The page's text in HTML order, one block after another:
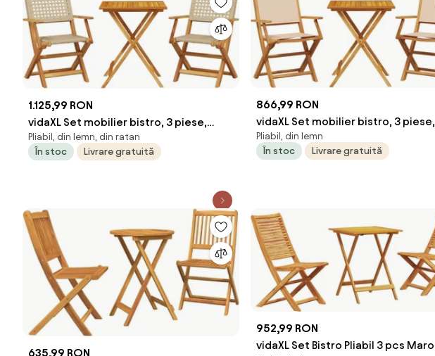
1.125,99 RON
vidaXL Set mobilier bistro, 3 piese,
poliratan bej/lemn masiv
Pliabil, din lemn, din ratan
În stoc
Livrare gratuită
866,99 RON
vidaXL Set mobilier bistro, 3 piese,
textil bej/lemn masiv
Pliabil, din lemn
În stoc
Livrare gratuită
635,99 RON
952,99 RON
vidaXL Set Bistro Pliabil 3 pcs Maro